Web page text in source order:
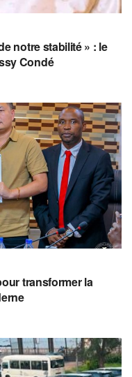
notre stabilité » : le
Condé
transformer la